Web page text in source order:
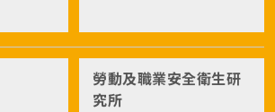
勞動及職業安全衛生研
究所